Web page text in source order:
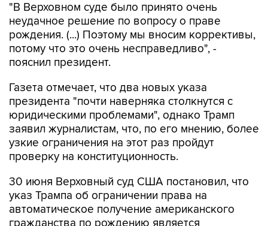
"В Верховном суде было принято очень
неудачное решение по вопросу о праве
рождения. (...) Поэтому мы вносим коррективы,
потому что это очень несправедливо", -
пояснил президент.
Газета отмечает, что два новых указа
президента "почти наверняка столкнутся с
юридическими проблемами", однако Трамп
заявил журналистам, что, по его мнению, более
узкие ограничения на этот раз пройдут
проверку на конституционность.
30 июня Верховный суд США постановил, что
указ Трампа об ограничении права на
автоматическое получение американского